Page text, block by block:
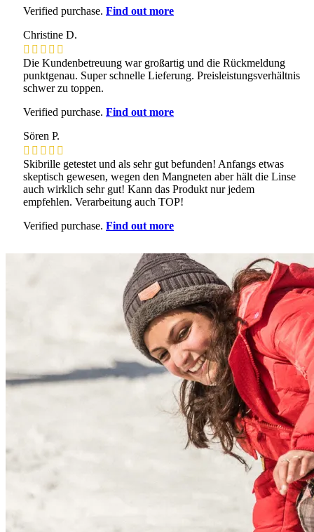
Verified purchase. Find out more
Christine D.
Die Kundenbetreuung war großartig und die Rückmeldung
punktgenau. Super schnelle Lieferung. Preisleistungsverhältnis
schwer zu toppen.
Verified purchase. Find out more
Sören P.
Skibrille getestet und als sehr gut befunden! Anfangs etwas
skeptisch gewesen, wegen den Mangneten aber hält die Linse
auch wirklich sehr gut! Kann das Produkt nur jedem
empfehlen. Verarbeitung auch TOP!
Verified purchase. Find out more